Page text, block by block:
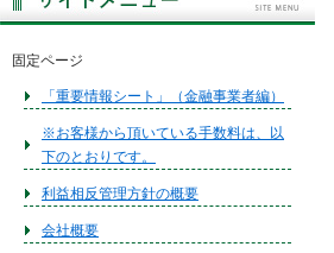
固定ページ
「重要情報シート」（金融事業者編）
※お客様から頂いている手数料は、以
下のとおりです。
利益相反管理方針の概要
会社概要